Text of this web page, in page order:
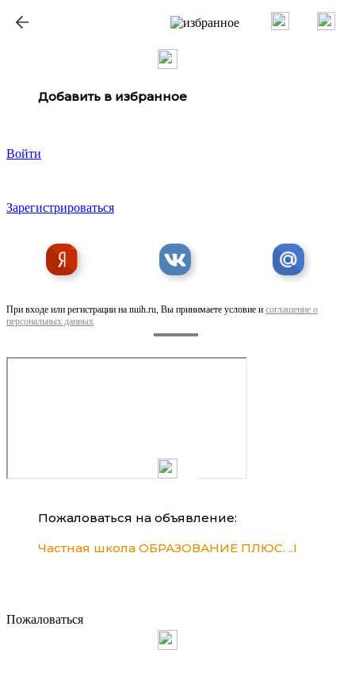
Добавить в избранное
Войти
Зарегистрироваться
При входе или регистрации на nuih.ru, Вы принимаете условие и соглашение о
персональных данных
Пожаловаться на объявление:
Частная школа ОБРАЗОВАНИЕ ПЛЮС. ..I
Пожаловаться